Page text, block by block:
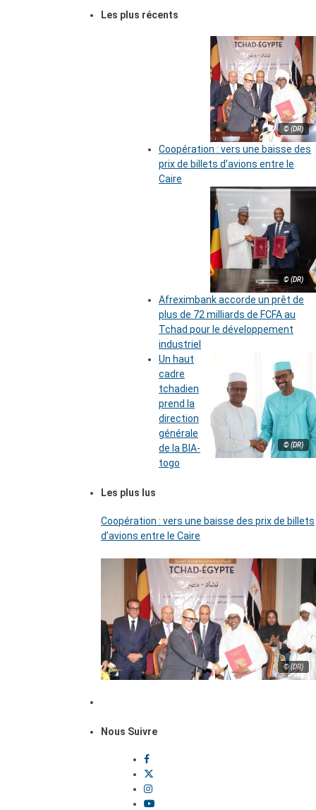
Les plus récents
© (DR)
Coopération : vers une baisse des
prix de billets d’avions entre le
Caire
© (DR)
Afreximbank accorde un prêt de
plus de 72 milliards de FCFA au
Tchad pour le développement
industriel
© (DR)
Un haut
cadre
tchadien
prend la
direction
générale
de la BIA-
togo
Les plus lus
Coopération : vers une baisse des prix de billets
d’avions entre le Caire
© (DR)
Nous Suivre